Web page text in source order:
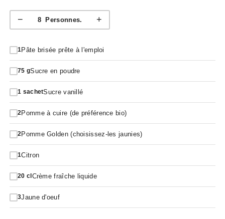
− 8Personnes. +
1Pâte brisée prête à l'emploi
75 gSucre en poudre
1 sachetSucre vanillé
2Pomme à cuire (de préférence bio)
2Pomme Golden (choisissez-les jaunies)
1Citron
20 cl Crème fraîche liquide
3Jaune d'oeuf